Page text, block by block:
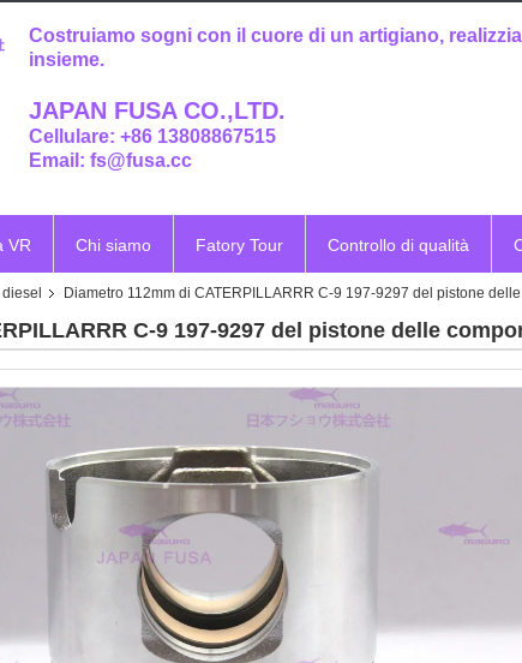
Costruiamo sogni con il cuore di un artigiano,
insieme.
JAPAN FUSA CO.,LTD.
Cellulare: +86 13808867515
Email: fs@fusa.cc
VR Chi siamo Fatory Tour Controllo di qualità
Diametro 112mm di CATERPILLARRR C-9 197-9297 del pistone
C-9 197-9297 del pistone delle